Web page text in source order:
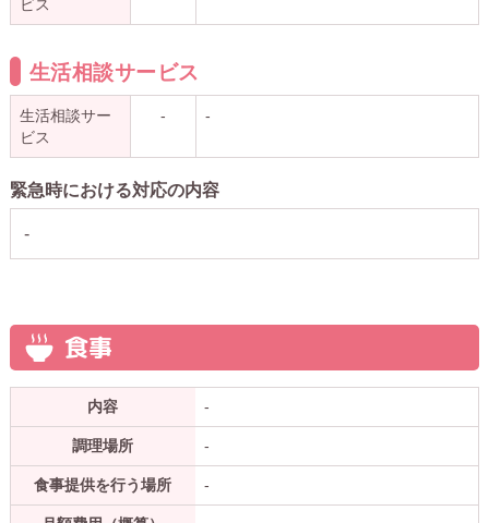
ビス
生活相談サービス
生活相談サー
ビス
- -
緊急時における対応の内容
-
食事
内容 -
調理場所 -
食事提供を行う場所 -